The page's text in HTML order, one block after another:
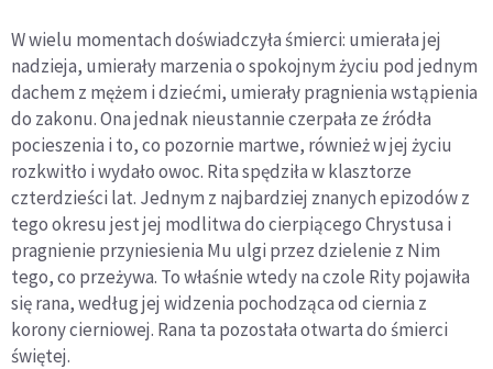
W wielu momentach doświadczyła śmierci: umierała jej
nadzieja, umierały marzenia o spokojnym życiu pod jednym
dachem z mężem i dziećmi, umierały pragnienia wstąpienia
do zakonu. Ona jednak nieustannie czerpała ze źródła
pocieszenia i to, co pozornie martwe, również w jej życiu
rozkwitło i wydało owoc. Rita spędziła w klasztorze
czterdzieści lat. Jednym z najbardziej znanych epizodów z
tego okresu jest jej modlitwa do cierpiącego Chrystusa i
pragnienie przyniesienia Mu ulgi przez dzielenie z Nim
tego, co przeżywa. To właśnie wtedy na czole Rity pojawiła
się rana, według jej widzenia pochodząca od ciernia z
korony cierniowej. Rana ta pozostała otwarta do śmierci
świętej.